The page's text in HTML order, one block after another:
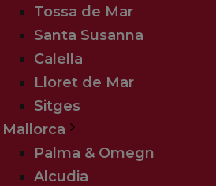
Tossa de Mar
Santa Susanna
Calella
Lloret de Mar
Sitges
Mallorca
Palma & Omegn
Alcudia